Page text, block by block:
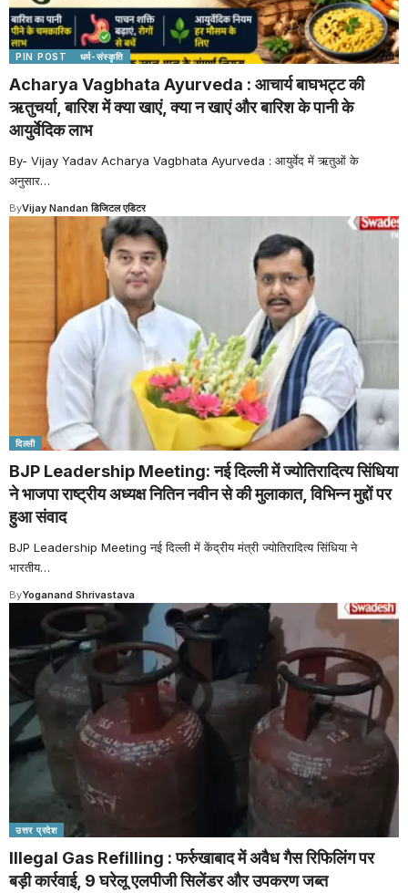
PIN POST धर्म-संस्कृति
Acharya Vagbhata Ayurveda : आचार्य बाघभट्ट की
ऋतुचर्या, बारिश में क्या खाएं, क्या न खाएं और बारिश के पानी के
आयुर्वेदिक लाभ
By- Vijay Yadav Acharya Vagbhata Ayurveda : आयुर्वेद में ऋतुओं के
अनुसार…
ByVijay Nandan डिजिटल एडिटर
दिल्ली
BJP Leadership Meeting: नई दिल्ली में ज्योतिरादित्य सिंधिया
ने भाजपा राष्ट्रीय अध्यक्ष नितिन नवीन से की मुलाकात, विभिन्न मुद्दों पर
हुआ संवाद
BJP Leadership Meeting नई दिल्ली में केंद्रीय मंत्री ज्योतिरादित्य सिंधिया ने
भारतीय…
ByYoganand Shrivastava
उत्तर प्रदेश
Illegal Gas Refilling : फर्रुखाबाद में अवैध गैस रिफिलिंग पर
बड़ी कार्रवाई, 9 घरेलू एलपीजी सिलेंडर और उपकरण जब्त